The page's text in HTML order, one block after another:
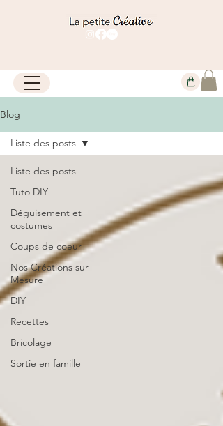
Blog
Liste des posts
Tuto DIY
Déguisement et
costumes
Coups de coeur
Nos Créations sur
Mesure
DIY
Recettes
Bricolage
Sortie en famille
Liste des posts